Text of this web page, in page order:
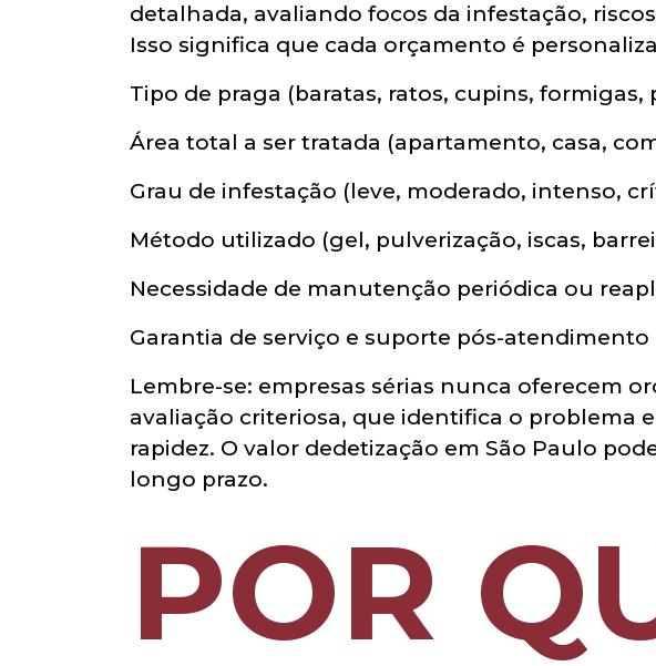
detalhada, avaliando focos da infestação,
Isso significa que cada orçamento é
Tipo de praga (baratas, ratos, cupins,
Área total a ser tratada (apartamento, casa,
Grau de infestação (leve, moderado, intenso,
Método utilizado (gel, pulverização, iscas,
Necessidade de manutenção periódica ou
Garantia de serviço e suporte pós-atendimento
Lembre-se: empresas sérias nunca oferecem
avaliação criteriosa, que identifica o problema
rapidez. O valor dedetização em São Paulo
longo prazo.
POR